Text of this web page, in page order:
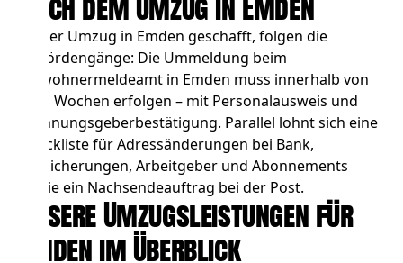
Ist der Umzug in Emden geschafft, folgen die
Behördengänge: Die Ummeldung beim
Einwohnermeldeamt in Emden muss innerhalb von
zwei Wochen erfolgen – mit Personalausweis und
Wohnungsgeberbestätigung. Parallel lohnt sich eine
Checkliste für Adressänderungen bei Bank,
Versicherungen, Arbeitgeber und Abonnements
sowie ein Nachsendeauftrag bei der Post.
Unsere Umzugsleistungen für
Emden im Überblick